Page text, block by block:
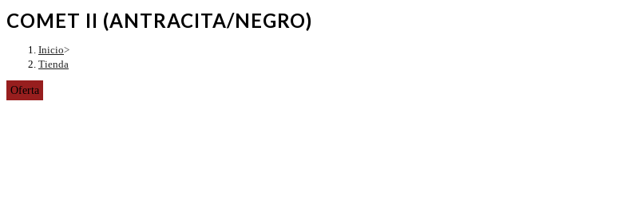
COMET II (ANTRACITA/NEGRO)
Inicio>
Tienda
Oferta